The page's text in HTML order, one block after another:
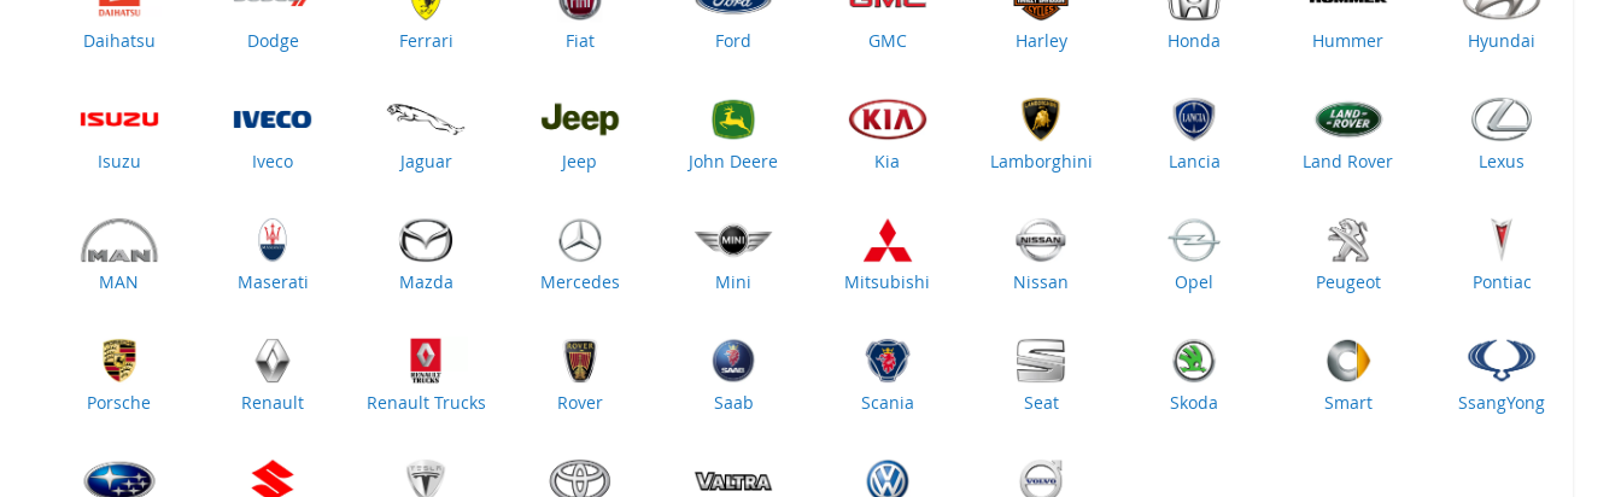
Daihatsu Dodge Ferrari Fiat Ford GMC Harley Honda Hummer Hyundai
Isuzu Iveco Jaguar Jeep John Deere Kia Lamborghini Lancia Land Rover Lexus
MAN Maserati Mazda Mercedes Mini Mitsubishi Nissan Opel Peugeot Pontiac
Porsche Renault Renault Trucks Rover Saab Scania Seat Skoda Smart SsangYong